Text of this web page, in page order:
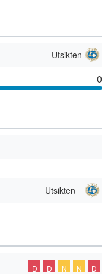
Utsikten
0
Utsikten
D D N N D